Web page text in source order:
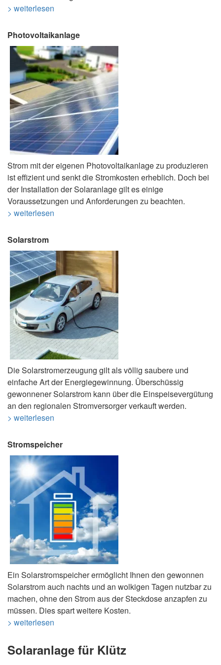
> weiterlesen
Photovoltaikanlage
Strom mit der eigenen Photovoltaikanlage zu produzieren
ist effizient und senkt die Stromkosten erheblich. Doch bei
der Installation der Solaranlage gilt es einige
Voraussetzungen und Anforderungen zu beachten.
> weiterlesen
Solarstrom
Die Solarstromerzeugung gilt als völlig saubere und
einfache Art der Energiegewinnung. Überschüssig
gewonnener Solarstrom kann über die Einspeisevergütung
an den regionalen Stromversorger verkauft werden.
> weiterlesen
Stromspeicher
Ein Solarstromspeicher ermöglicht Ihnen den gewonnen
Solarstrom auch nachts und an wolkigen Tagen nutzbar zu
machen, ohne den Strom aus der Steckdose anzapfen zu
müssen. Dies spart weitere Kosten.
> weiterlesen
Solaranlage für Klütz